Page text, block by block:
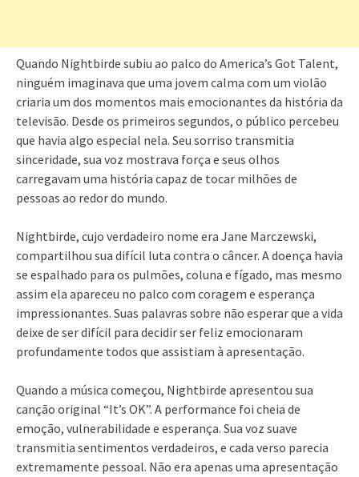
Quando Nightbirde subiu ao palco do America’s Got Talent,
ninguém imaginava que uma jovem calma com um violão
criaria um dos momentos mais emocionantes da história da
televisão. Desde os primeiros segundos, o público percebeu
que havia algo especial nela. Seu sorriso transmitia
sinceridade, sua voz mostrava força e seus olhos
carregavam uma história capaz de tocar milhões de
pessoas ao redor do mundo.
Nightbirde, cujo verdadeiro nome era Jane Marczewski,
compartilhou sua difícil luta contra o câncer. A doença havia
se espalhado para os pulmões, coluna e fígado, mas mesmo
assim ela apareceu no palco com coragem e esperança
impressionantes. Suas palavras sobre não esperar que a vida
deixe de ser difícil para decidir ser feliz emocionaram
profundamente todos que assistiam à apresentação.
Quando a música começou, Nightbirde apresentou sua
canção original “It’s OK”. A performance foi cheia de
emoção, vulnerabilidade e esperança. Sua voz suave
transmitia sentimentos verdadeiros, e cada verso parecia
extremamente pessoal. Não era apenas uma apresentação